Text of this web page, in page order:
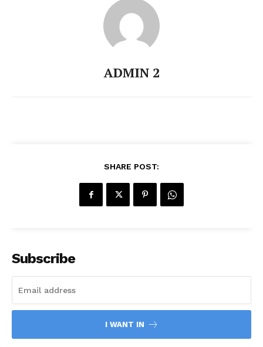
ADMIN 2
SHARE POST:
Subscribe
I WANT IN